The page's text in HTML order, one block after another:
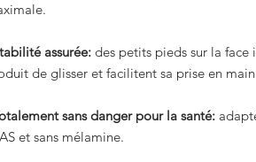
assurée: des petits pieds sur la face
de glisser et facilitent sa prise en
sans danger pour la santé:
et sans mélamine.